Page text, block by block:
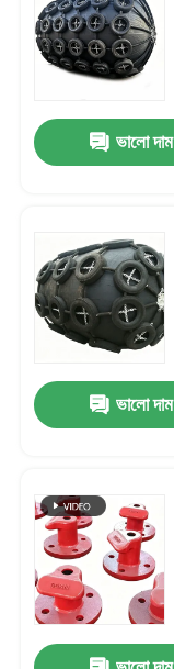
বাড়ি
পণ্য
ভালো দাম
ভালো দাম